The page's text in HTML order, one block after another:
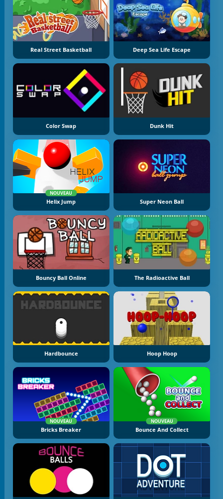
Real Street Basketball Deep Sea Life Escape
Color Swap Dunk Hit
NOUVEAU
Helix Jump Super Neon Ball
Bouncy Ball Online The Radioactive Ball
Hardbounce Hoop Hoop
NOUVEAU
Bricks Breaker
NOUVEAU
Bounce And Collect